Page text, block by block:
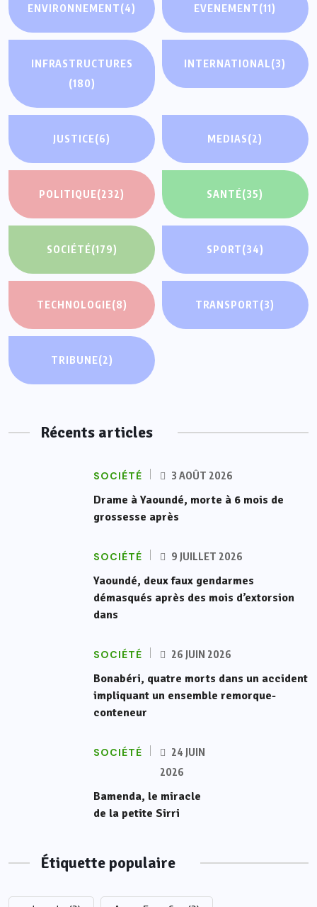
ENVIRONNEMENT(4) EVENEMENT(11)
INFRASTRUCTURES
(180)
INTERNATIONAL(3)
JUSTICE(6) MEDIAS(2)
POLITIQUE(232) SANTÉ(35)
SOCIÉTÉ(179) SPORT(34)
TECHNOLOGIE(8) TRANSPORT(3)
TRIBUNE(2)
Récents articles
SOCIÉTÉ 3 AOÛT 2026
Drame à Yaoundé, morte à 6 mois de
grossesse après
SOCIÉTÉ 9 JUILLET 2026
Yaoundé, deux faux gendarmes
démasqués après des mois d’extorsion
dans
SOCIÉTÉ 26 JUIN 2026
Bonabéri, quatre morts dans un accident
impliquant un ensemble remorque-
conteneur
SOCIÉTÉ
24 JUIN
2026
Bamenda, le miracle
de la petite Sirri
Étiquette populaire